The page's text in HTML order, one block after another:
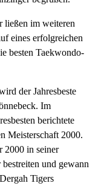
ließen im weiteren
eines erfolgreichen
besten Taekwondo-
der Jahresbeste
Im
berich­tete
Meisterschaft 2000.
2000 in seiner
und gewann
Tigers